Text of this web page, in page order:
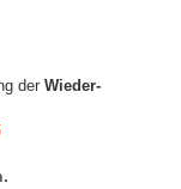
der Wieder-